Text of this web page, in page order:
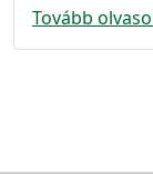
Tovább